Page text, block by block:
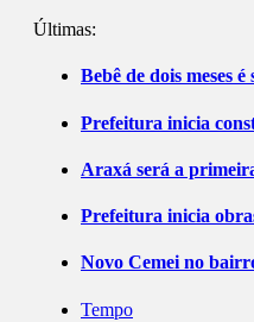
Últimas:
Bebê de dois meses
Prefeitura inicia
Araxá será a
Prefeitura inicia
Novo Cemei no
Tempo